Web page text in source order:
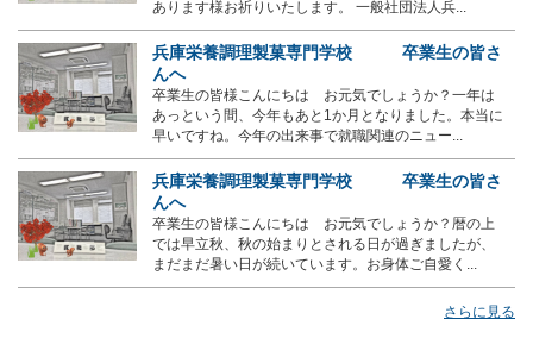
あります様お祈りいたします。 一般社団法人兵...
兵庫栄養調理製菓専門学校 卒業生の皆さ
んへ
卒業生の皆様こんにちは お元気でしょうか？一年は
あっという間、今年もあと1か月となりました。本当に
早いですね。今年の出来事で就職関連のニュー...
兵庫栄養調理製菓専門学校 卒業生の皆さ
んへ
卒業生の皆様こんにちは お元気でしょうか？暦の上
では早立秋、秋の始まりとされる日が過ぎましたが、
まだまだ暑い日が続いています。お身体ご自愛く...
さらに見る